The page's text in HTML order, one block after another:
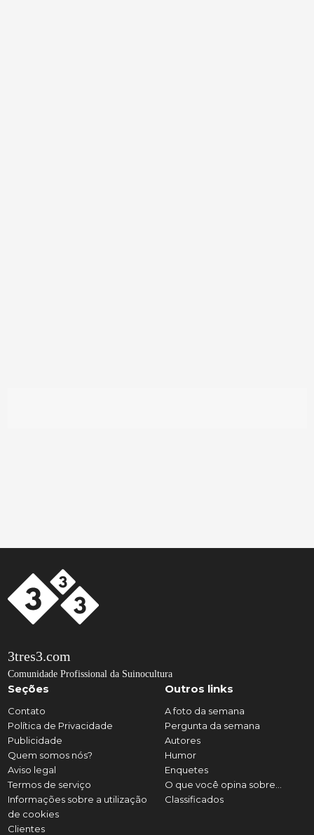
3tres3.com
Comunidade Profissional da Suinocultura
Seções
Contato
Política de Privacidade
Publicidade
Quem somos nós?
Aviso legal
Termos de serviço
Informações sobre a utilização
de cookies
Clientes
Outros links
A foto da semana
Pergunta da semana
Autores
Humor
Enquetes
O que você opina sobre...
Classificados